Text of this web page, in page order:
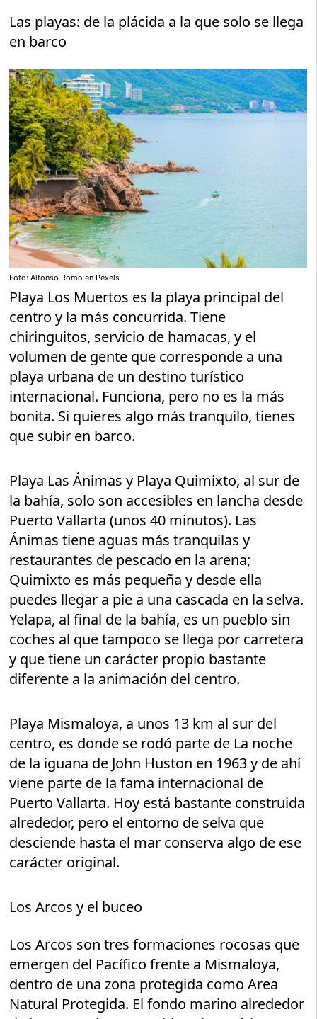
Las playas: de la plácida a la que solo se llega
en barco
Foto: Alfonso Romo en Pexels
Playa Los Muertos es la playa principal del
centro y la más concurrida. Tiene
chiringuitos, servicio de hamacas, y el
volumen de gente que corresponde a una
playa urbana de un destino turístico
internacional. Funciona, pero no es la más
bonita. Si quieres algo más tranquilo, tienes
que subir en barco.
Playa Las Ánimas y Playa Quimixto, al sur de
la bahía, solo son accesibles en lancha desde
Puerto Vallarta (unos 40 minutos). Las
Ánimas tiene aguas más tranquilas y
restaurantes de pescado en la arena;
Quimixto es más pequeña y desde ella
puedes llegar a pie a una cascada en la selva.
Yelapa, al final de la bahía, es un pueblo sin
coches al que tampoco se llega por carretera
y que tiene un carácter propio bastante
diferente a la animación del centro.
Playa Mismaloya, a unos 13 km al sur del
centro, es donde se rodó parte de La noche
de la iguana de John Huston en 1963 y de ahí
viene parte de la fama internacional de
Puerto Vallarta. Hoy está bastante construida
alrededor, pero el entorno de selva que
desciende hasta el mar conserva algo de ese
carácter original.
Los Arcos y el buceo
Los Arcos son tres formaciones rocosas que
emergen del Pacífico frente a Mismaloya,
dentro de una zona protegida como Area
Natural Protegida. El fondo marino alrededor